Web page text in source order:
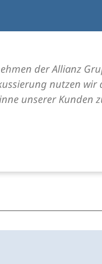
der Allianz
nutzen wir
unserer Kunden